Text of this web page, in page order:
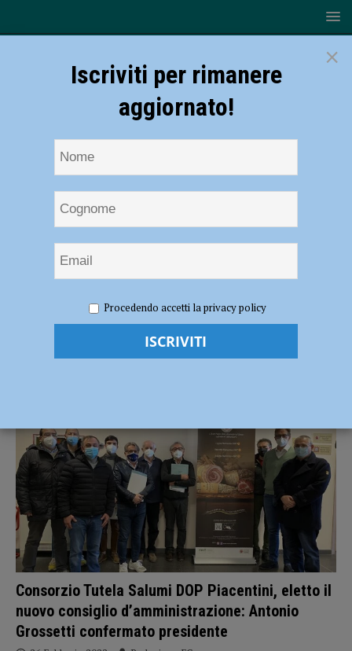
Cerca risultati perconsorzio tutela
salumi
Consorzio Tutela Salumi DOP Piacentini, eletto il
nuovo consiglio d’amministrazione: Antonio
Grossetti confermato presidente
×
Iscriviti per rimanere
aggiornato!
Procedendo accetti la privacy policy